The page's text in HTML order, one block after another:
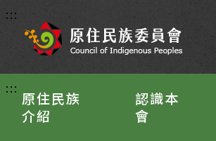
:::
:::
原住民族
介紹
認識本
會